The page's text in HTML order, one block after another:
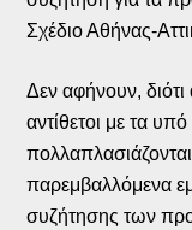
Σχέδιο Αθήνας-
Δεν αφήνουν,
αντίθετοι με τα
παρεμβαλλόμενα
συζήτησης των